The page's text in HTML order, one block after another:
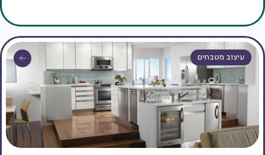
עיצוב מטבחים